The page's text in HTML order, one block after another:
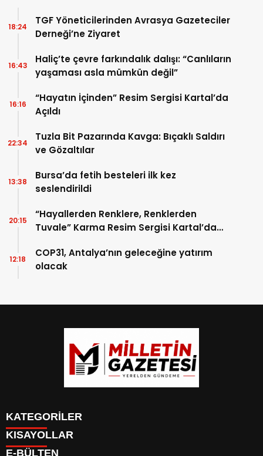
TGF Yöneticilerinden Avrasya Gazeteciler
Derneği’ne Ziyaret
18:24
Haliç’te çevre farkındalık dalışı: “Canlıların
yaşaması asla mümkün değil”
16:43
“Hayatın İçinden” Resim Sergisi Kartal’da
Açıldı
16:16
Tuzla Bit Pazarında Kavga: Bıçaklı Saldırı
ve Gözaltılar
22:34
Bursa’da fetih besteleri ilk kez
seslendirildi
13:38
“Hayallerden Renklere, Renklerden
Tuvale” Karma Resim Sergisi Kartal’da
20:15
COP31, Antalya’nın geleceğine yatırım
olacak
12:18
KATEGORİLER
BİYOGRAFİLER
KISAYOLLAR
E-BÜLTEN